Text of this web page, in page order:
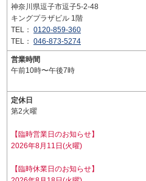
神奈川県逗子市逗子5-2-48
キングプラザビル 1階
TEL： 0120-859-360
TEL： 046-873-5274
営業時間
午前10時〜午後7時
定休日
第2火曜
【臨時営業日のお知らせ】
2026年8月11日(火曜)
【臨時休業日のお知らせ】